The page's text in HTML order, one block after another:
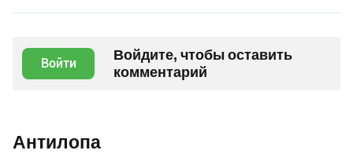
Войти
Войдите, чтобы оставить
комментарий
Антилопа